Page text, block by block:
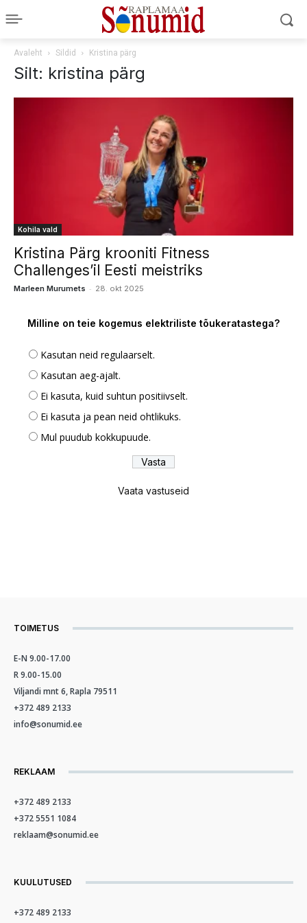
Avaleht Sildid Kristina pärg
Silt: kristina pärg
Kohila vald
Kristina Pärg krooniti Fitness
Challenges’il Eesti meistriks
Marleen Murumets - 28. okt 2025
Milline on teie kogemus elektriliste tõukeratastega?
Kasutan neid regulaarselt.
Kasutan aeg-ajalt.
Ei kasuta, kuid suhtun positiivselt.
Ei kasuta ja pean neid ohtlikuks.
Mul puudub kokkupuude.
Vaata vastuseid
TOIMETUS
E-N 9.00-17.00
R 9.00-15.00
Viljandi mnt 6, Rapla 79511
+372 489 2133
info@sonumid.ee
REKLAAM
+372 489 2133
+372 5551 1084
reklaam@sonumid.ee
KUULUTUSED
+372 489 2133